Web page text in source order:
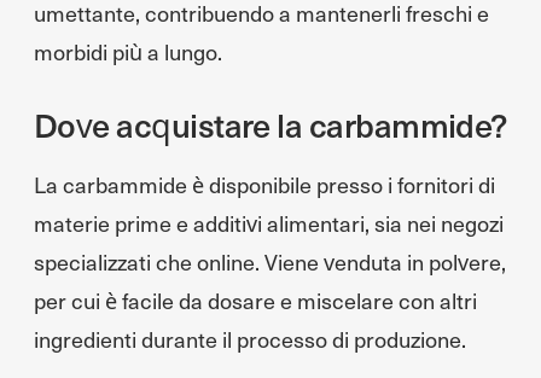
umettante, contribuendo a mantenerli freschi e
morbidi più a lungo.
Dove acquistare la carbammide?
La carbammide è disponibile presso i fornitori di
materie prime e additivi alimentari, sia nei negozi
specializzati che online. Viene venduta in polvere,
per cui è facile da dosare e miscelare con altri
ingredienti durante il processo di produzione.